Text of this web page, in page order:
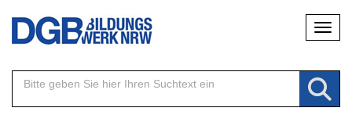
Direkt
Inhalt